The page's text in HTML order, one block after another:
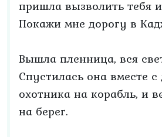
пришла вызволить тебя
Покажи мне дорогу в
Вышла пленница, вся
Спустилась она вместе с
охотника на корабль, и
на берег.